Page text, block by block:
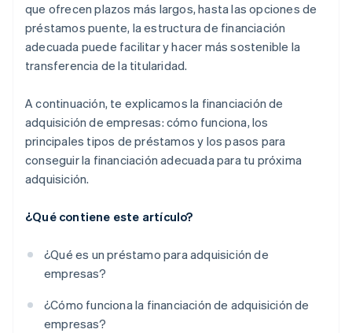
que ofrecen plazos más largos, hasta las opciones de
préstamos puente, la estructura de financiación
adecuada puede facilitar y hacer más sostenible la
transferencia de la titularidad.
A continuación, te explicamos la financiación de
adquisición de empresas: cómo funciona, los
principales tipos de préstamos y los pasos para
conseguir la financiación adecuada para tu próxima
adquisición.
¿Qué contiene este artículo?
¿Qué es un préstamo para adquisición de
empresas?
¿Cómo funciona la financiación de adquisición de
empresas?